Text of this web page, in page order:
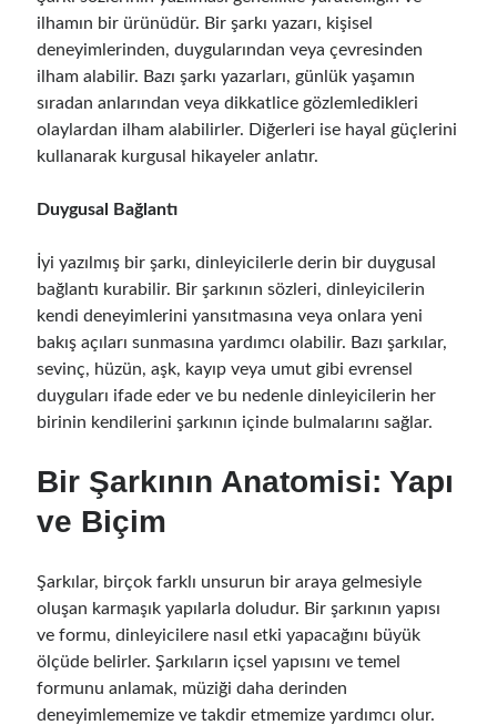
ilhamın bir ürünüdür. Bir şarkı yazarı, kişisel
deneyimlerinden, duygularından veya çevresinden
ilham alabilir. Bazı şarkı yazarları, günlük yaşamın
sıradan anlarından veya dikkatlice gözlemledikleri
olaylardan ilham alabilirler. Diğerleri ise hayal güçlerini
kullanarak kurgusal hikayeler anlatır.
Duygusal Bağlantı
İyi yazılmış bir şarkı, dinleyicilerle derin bir duygusal
bağlantı kurabilir. Bir şarkının sözleri, dinleyicilerin
kendi deneyimlerini yansıtmasına veya onlara yeni
bakış açıları sunmasına yardımcı olabilir. Bazı şarkılar,
sevinç, hüzün, aşk, kayıp veya umut gibi evrensel
duyguları ifade eder ve bu nedenle dinleyicilerin her
birinin kendilerini şarkının içinde bulmalarını sağlar.
Bir Şarkının Anatomisi: Yapı
ve Biçim
Şarkılar, birçok farklı unsurun bir araya gelmesiyle
oluşan karmaşık yapılarla doludur. Bir şarkının yapısı
ve formu, dinleyicilere nasıl etki yapacağını büyük
ölçüde belirler. Şarkıların içsel yapısını ve temel
formunu anlamak, müziği daha derinden
deneyimlememize ve takdir etmemize yardımcı olur.